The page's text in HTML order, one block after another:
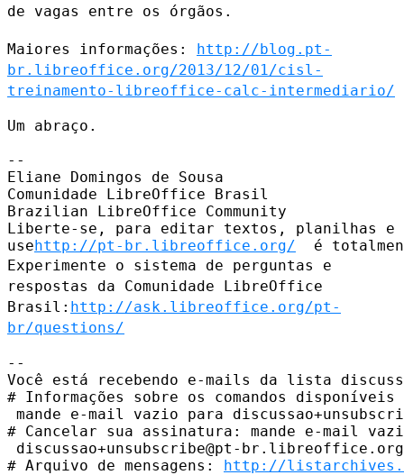
de vagas entre os órgãos.
Maiores informações: http://blog.pt-
br.libreoffice.org/2013/12/01/cisl-
treinamento-libreoffice-calc-intermediario/
Um abraço.
--
Eliane Domingos de Sousa
Comunidade LibreOffice Brasil
Brazilian LibreOffice Community
Liberte-se, para editar textos, planilhas e
usehttp://pt-br.libreoffice.org/
Experimente o sistema de perguntas e
respostas da Comunidade LibreOffice
Brasil: http://ask.libreoffice.org/pt-
br/questions/
--
Você está recebendo e-mails da lista
# Informações sobre os comandos
mande e-mail vazio para
# Cancelar sua assinatura: mande e-mail
discussao+unsubscribe@pt-br.libreoffice.org
# Arquivo de mensagens: http://